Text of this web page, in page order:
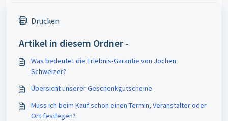
Drucken
Artikel in diesem Ordner -
Was bedeutet die Erlebnis-Garantie von Jochen
Schweizer?
Übersicht unserer Geschenkgutscheine
Muss ich beim Kauf schon einen Termin, Veranstalter oder
Ort festlegen?